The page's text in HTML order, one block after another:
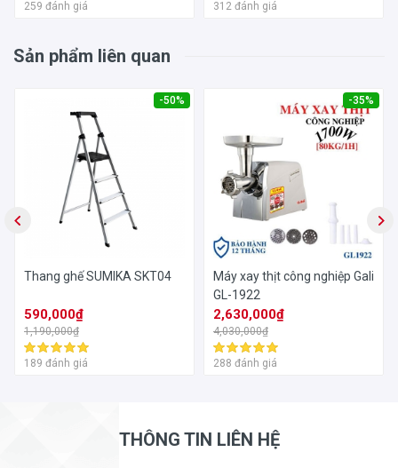
259 đánh giá 312 đánh giá
Sản phẩm liên quan
-50%
Thang ghế SUMIKA SKT04
590,000₫
1,190,000₫
189 đánh giá
-35%
Máy xay thịt công nghiệp Gali
GL-1922
2,630,000₫
4,030,000₫
288 đánh giá
THÔNG TIN LIÊN HỆ